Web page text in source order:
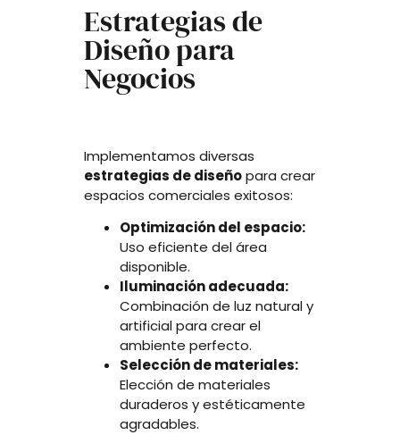
Estrategias de
Diseño para
Negocios
Implementamos diversas
estrategias de diseñopara crear
espacios comerciales exitosos:
Optimización del espacio:
Uso eficiente del área
disponible.
Iluminación adecuada:
Combinación de luz natural y
artificial para crear el
ambiente perfecto.
Selección de materiales:
Elección de materiales
duraderos y estéticamente
agradables.